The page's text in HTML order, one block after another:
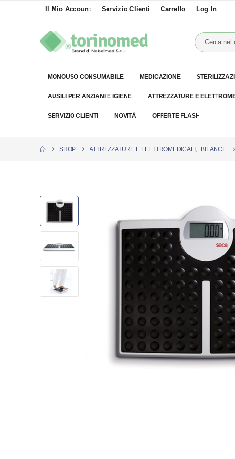
Il Mio Account Servizio Clienti Carrello Log In
MONOUSO CONSUMABILE MEDICAZIONE
AUSILI PER ANZIANI E IGIENE ATTREZZATURE E
SERVIZIO CLIENTI NOVITÀ OFFERTE FLASH
SHOP ATTREZZATURE E ELETTROMEDICALI BILANCE